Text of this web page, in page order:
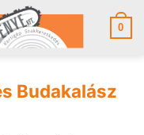
0
Budakalász